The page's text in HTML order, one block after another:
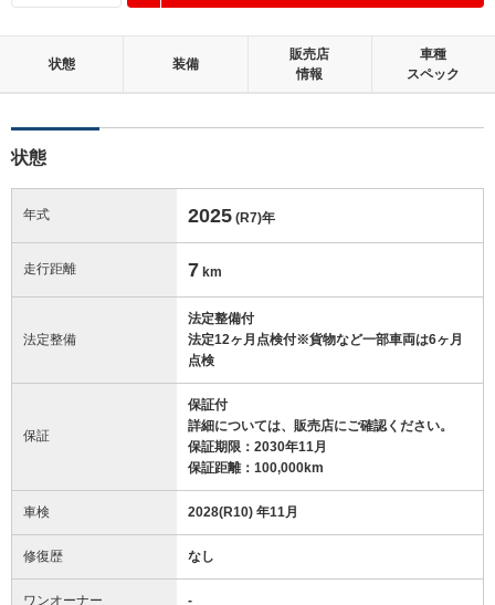
状態 装備
販売店
情報
車種
スペック
状態
年式 2025 (R7)年
走行距離 7 km
法定整備
法定整備付
法定12ヶ月点検付※貨物など一部車両は6ヶ月
点検
保証
保証付
詳細については、販売店にご確認ください。
保証期限：2030年11月
保証距離：100,000km
車検 2028(R10) 年11月
修復歴 なし
ワンオーナー -